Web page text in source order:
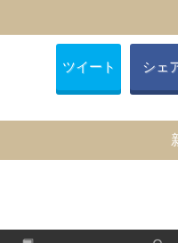
ツイート シェ